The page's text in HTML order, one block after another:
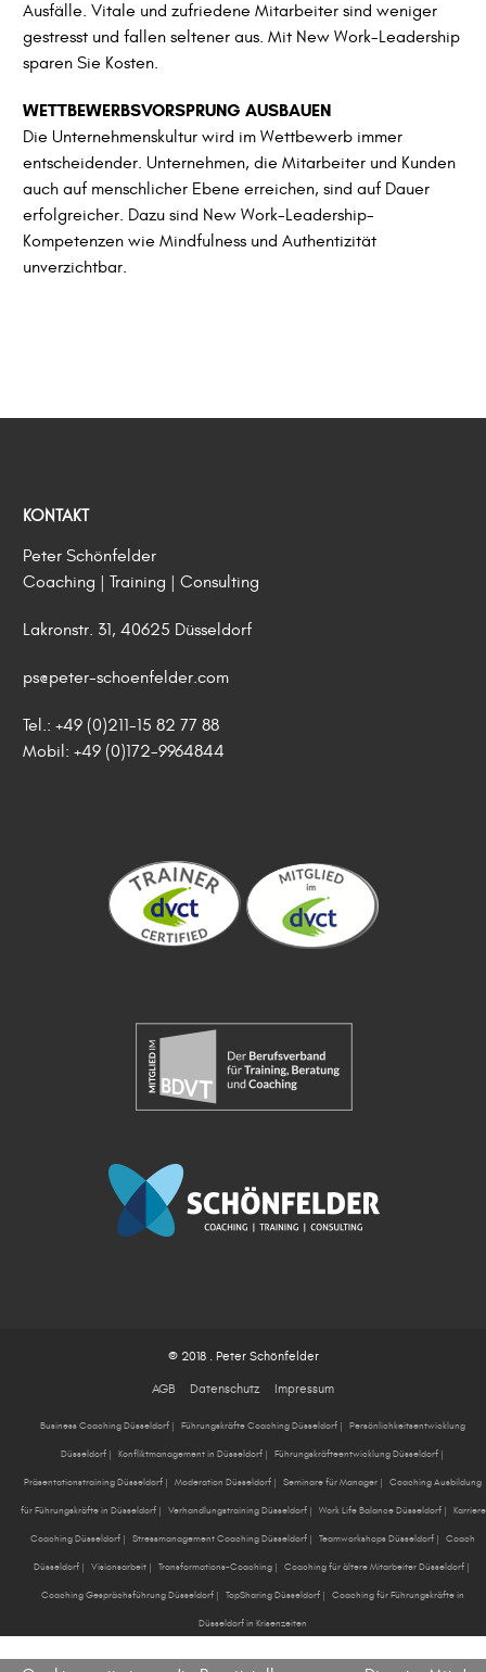
Ausfälle. Vitale und zufriedene Mitarbeiter sind weniger
gestresst und fallen seltener aus. Mit New Work-Leadership
sparen Sie Kosten.
WETTBEWERBSVORSPRUNG AUSBAUEN
Die Unternehmenskultur wird im Wettbewerb immer
entscheidender. Unternehmen, die Mitarbeiter und Kunden
auch auf menschlicher Ebene erreichen, sind auf Dauer
erfolgreicher. Dazu sind New Work-Leadership-
Kompetenzen wie Mindfulness und Authentizität
unverzichtbar.
KONTAKT
Peter Schönfelder
Coaching | Training | Consulting
Lakronstr. 31, 40625 Düsseldorf
ps@peter-schoenfelder.com
Tel.: +49 (0)211-15 82 77 88
Mobil: +49 (0)172-9964844
© 2018 . Peter Schönfelder
AGB Datenschutz Impressum
Business Coaching Düsseldorf | Führungskräfte Coaching Düsseldorf | Persönlichkeitsentwicklung
Düsseldorf| Konfliktmanagement in Düsseldorf| Führungskräfteentwicklung Düsseldorf|
Präsentationstraining Düsseldorf | Moderation Düsseldorf | Seminare für Manager | Coaching Ausbildung
für Führungskräfte in Düsseldorf| Verhandlungstraining Düsseldorf| Work Life Balance Düsseldorf| Karriere
Coaching Düsseldorf | Stressmanagement Coaching Düsseldorf | Teamworkshops Düsseldorf | Coach
Düsseldorf | Visionsarbeit | Transformations-Coaching | Coaching für ältere Mitarbeiter Düsseldorf |
Coaching Gesprächsführung Düsseldorf | TopSharing Düsseldorf | Coaching für Führungskräfte in
Düsseldorf in Krisenzeiten